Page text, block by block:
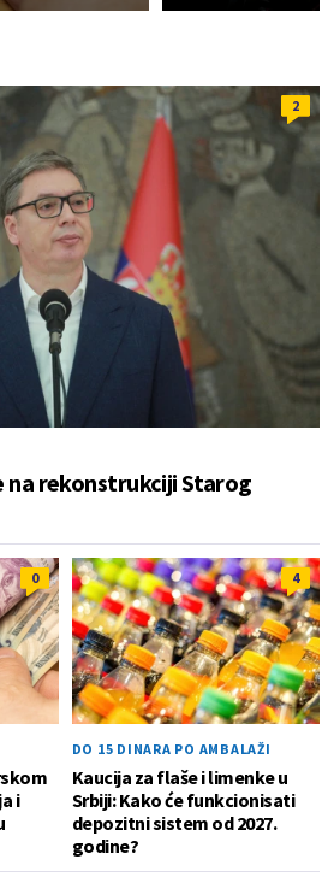
2
na rekonstrukciji Starog
0
i
4
DO 15 DINARA PO AMBALAŽI
Kaucija za flaše i limenke u
Srbiji: Kako će funkcionisati
depozitni sistem od 2027.
godine?